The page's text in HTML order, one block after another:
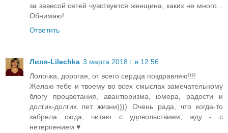
за завесой сетей чувствуется женщина, каких не много...
Обнимаю!
Ответить
Лиля-Lilechka 3 марта 2018 г. в 12:56
Лолочка, дорогая, от всего сердца поздравляю!!!!
Желаю тебе и твоему во всех смыслах замечательному
блогу процветания, авантюризма, юмора, радости и
долгих-долгих лет жизни)))) Очень рада, что когда-то
забрела сюда, читаю с удовольствием, жду - с
нетерпением ♥